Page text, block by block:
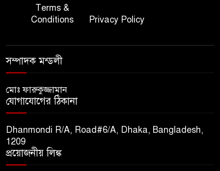
অতিরিক্ত পুলিশ মহাপরিদর্শক
৮
৯
সুমাইয়া হারুন: মিস মাল্টিন্যাশনাল
১০
Terms &
Conditions
Privacy Policy
সম্পাদক মন্ডলী
মোঃ ফারুকুজ্জামান
যোগাযোগের ঠিকানা
Dhanmondi R/A, Road#6/A, Dhaka, Bangladesh,
1209
প্রয়োজনীয় লিঙ্ক